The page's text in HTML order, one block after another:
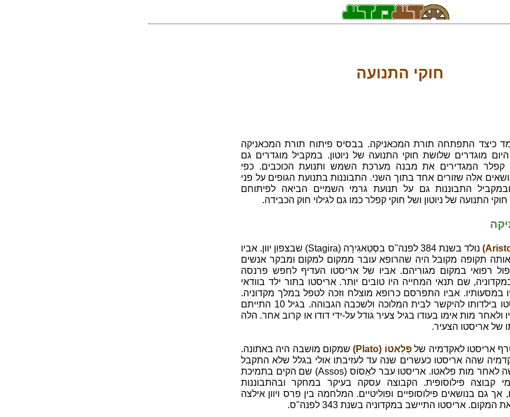
חוקי התנועה
כיצד התפתחה תורת המכאניקה. בבסיס פיתוח תורת המכאניקה
מוגדרים שלושת חוקי התנועה של ניוטון. במקביל מוגדרים גם
קפלר המגדירים את מבנה מערכת השמש ותנועת הכוכבים. כפי
אלה שזורים אחד בתוך השני. התבוננות בתנועת הגופים על פני
התבוננות גם על תנועת גרמי השמיים הביאה לפיתוחם
התנועה של ניוטון ושל חוקי קפלר כמו גם לגילוי חוק הכבידה.
נולד בשנת 384 לפנה"ס בסְטַאגִירָה (Stagira) שבצפון יוון. אביו
תקופה מקובל היה שהרופא עובר ממקום למקום ומבקר אנשים
רפואי במקום מגוריהם. אביו של אריסטו העדיף לחפש פרנסה
במקדוניה, שם תנאי המחייה היו טובים יותר. אריסטו בתור ילד בוודאי
במסעותיו. אביו התפרסם כרופא מוצלח וזכה לטפל במלך מקדוניה.
כך זכה אריסטו בילדותו להיקשר לבית המלוכה ולשכבה הגבוהה. בגיל 10 התייתם
ולאחר מות אימו בעודו בגיל צעיר גודל על-ידי דודו או קרוב אחר. הלה
של אריסטו הצעיר.
פְּלַאטוֹ (Plato)
שמקום מושבה היה באתונה.
שהה אריסטו כעשרים שנה עד לעזיבתו אולי בגלל שלא התקבל
לעמוד בראשה לאחר מות פלאטו. אריסטו עבר לאַסוֹס (Assos) שם הקים בתמיכת
קבוצה פילוסופית. הקבוצה עסקה בעיקר במחקר ובהתבוננות
אך גם בנושאים פילוסופיים ופוליטיים. המלחמה בין פרס ויוון אילצה
אריסטו התיישב במקדוניה בשנת 343 לפנה"ס.